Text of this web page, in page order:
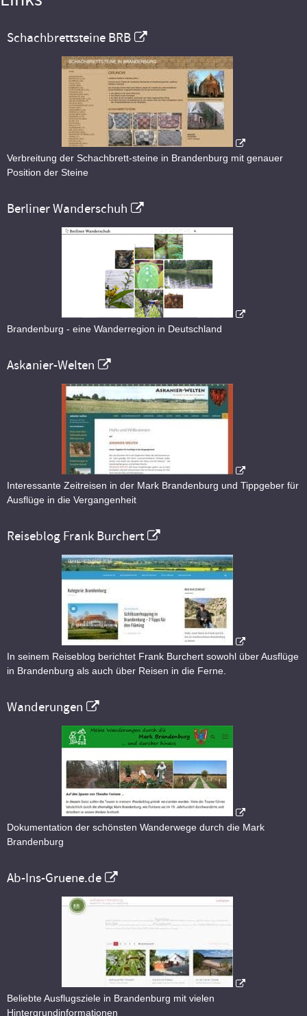
Schachbrettsteine BRB
Verbreitung der Schachbrett-steine in Brandenburg mit genauer
Position der Steine
Berliner Wanderschuh
Brandenburg - eine Wanderregion in Deutschland
Askanier-Welten
Interessante Zeitreisen in der Mark Brandenburg und Tippgeber für
Ausflüge in die Vergangenheit
Reiseblog Frank Burchert
In seinem Reiseblog berichtet Frank Burchert sowohl über Ausflüge
in Brandenburg als auch über Reisen in die Ferne.
Wanderungen
Dokumentation der schönsten Wanderwege durch die Mark
Brandenburg
Ab-Ins-Gruene.de
Beliebte Ausflugsziele in Brandenburg mit vielen
Hintergrundinformationen